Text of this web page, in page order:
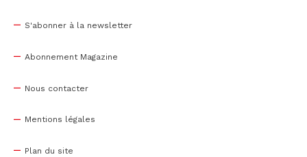
S'abonner à la newsletter
Abonnement Magazine
Nous contacter
Mentions légales
Plan du site